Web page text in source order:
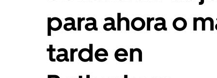
para ahora o
tarde en